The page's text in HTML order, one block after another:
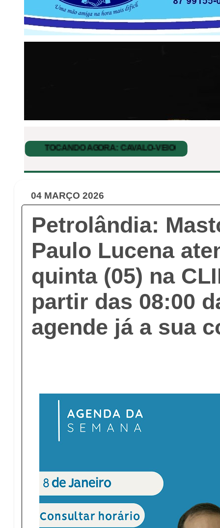
04 MARÇO 2026
Petrolândia:
Paulo Lucena
quinta (05) na
partir das 08:00
agende já a sua